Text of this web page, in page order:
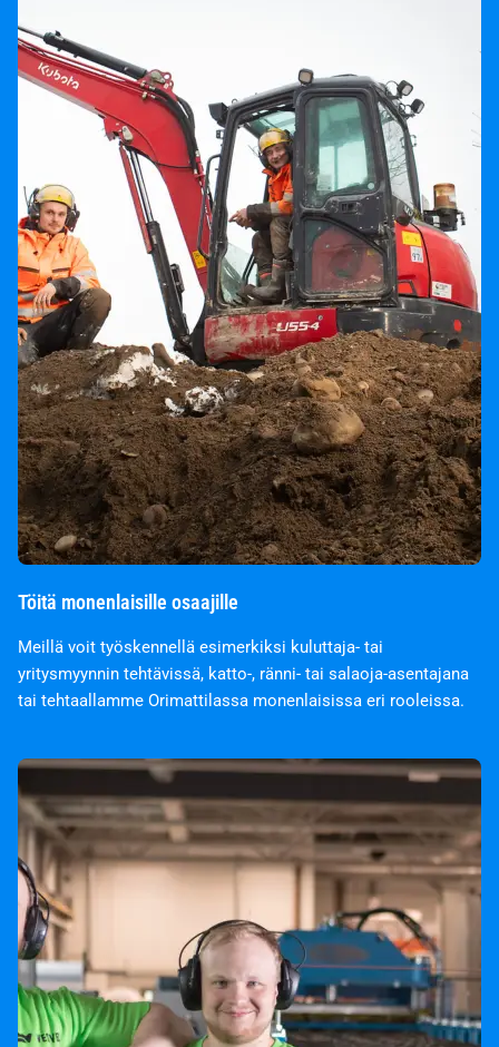
Töitä monenlaisille osaajille
Meillä voit työskennellä esimerkiksi kuluttaja- tai
yritysmyynnin tehtävissä, katto-, ränni- tai salaoja-asentajana
tai tehtaallamme Orimattilassa monenlaisissa eri rooleissa.